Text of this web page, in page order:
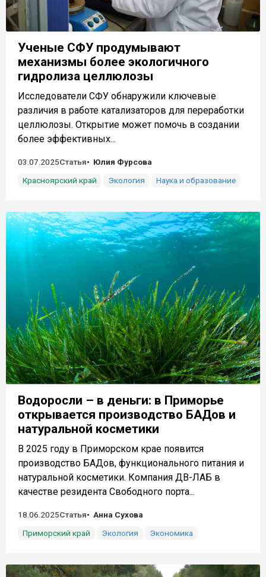
Ученые СФУ продумывают
механизмы более экологичного
гидролиза целлюлозы
Исследователи СФУ обнаружили ключевые
различия в работе катализаторов для переработки
целлюлозы. Открытие может помочь в создании
более эффективных...
03.07.2025Статья
Юлия Фурсова
Красноярский край
Экология Наука и образование
Водоросли – в деньги: в Приморье
открывается производство БАДов и
натуральной косметики
В 2025 году в Приморском крае появится
производство БАДов, функционального питания и
натуральной косметики. Компания ДВ-ЛАБ в
качестве резидента Свободного порта...
18.06.2025Статья
Анна Сухова
Приморский край
Экология Экономика